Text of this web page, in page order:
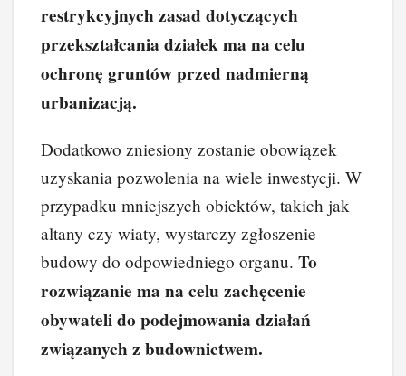
restrykcyjnych zasad dotyczących
przekształcania działek ma na celu
ochronę gruntów przed nadmierną
urbanizacją.
Dodatkowo zniesiony zostanie obowiązek
uzyskania pozwolenia na wiele inwestycji. W
przypadku mniejszych obiektów, takich jak
altany czy wiaty, wystarczy zgłoszenie
budowy do odpowiedniego organu. To
rozwiązanie ma na celu zachęcenie
obywateli do podejmowania działań
związanych z budownictwem.